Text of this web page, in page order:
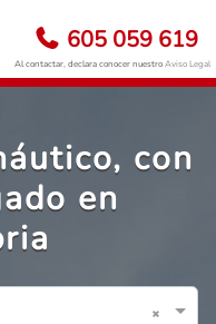
605 059 619
Al contactar, declara conocer nuestroAviso Legal
con
en
×